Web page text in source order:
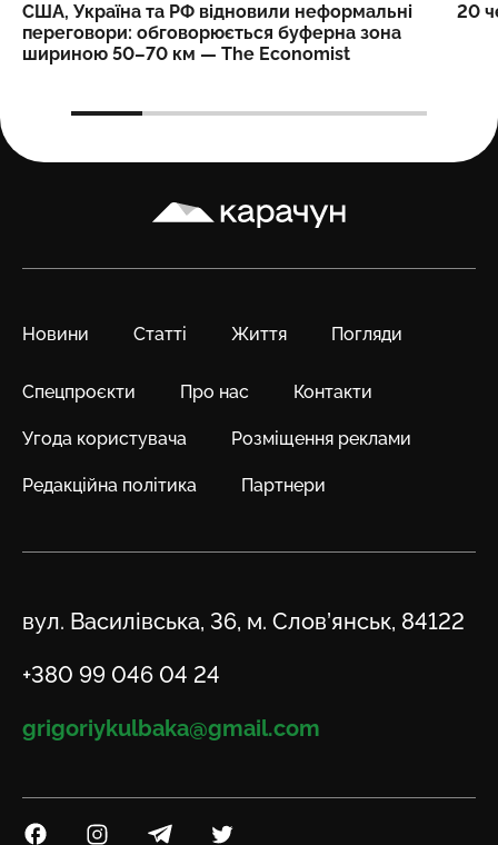
США, Україна та РФ відновили неформальні
переговори: обговорюється буферна зона
шириною 50–70 км — The Economist
20
Карачун
Новини Статті Життя Погляди
Спецпроєкти Про нас Контакти
Угода користувача Розміщення реклами
Редакційна політика Партнери
Адреса
вул. Василівська, 36, м. Слов’янськ, 84122
Телефон
+380 99 046 04 24
Email
grigoriykulbaka@gmail.com
Посилання на Facebook
Посилання на Instagram
Посилання на Telegram
Посилання на Twitter